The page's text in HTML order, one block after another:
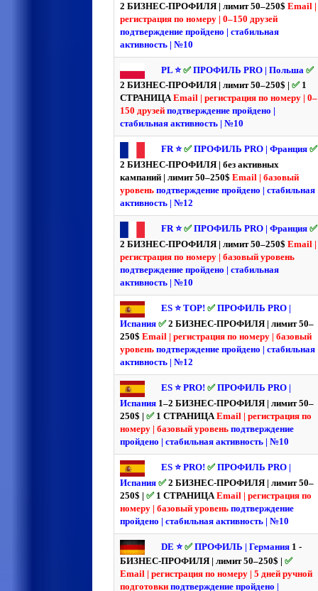
2 БИЗНЕС-ПРОФИЛЯ | лимит 50–250$ Email |
регистрация по номеру | 0–150 друзей
подтверждение пройдено | стабильная
активность | №10
PL ⭐️ ✅ ПРОФИЛЬ PRO | Польша ✅
2 БИЗНЕС-ПРОФИЛЯ | лимит 50–250$ | ✅ 1
СТРАНИЦА Email | регистрация по номеру | 0–
150 друзей подтверждение пройдено |
стабильная активность | №10
FR ⭐️ ✅ ПРОФИЛЬ PRO | Франция ✅
2 БИЗНЕС-ПРОФИЛЯ | без активных
кампаний | лимит 50–250$ Email | базовый
уровень подтверждение пройдено | стабильная
активность | №12
FR ⭐️ ✅ ПРОФИЛЬ PRO | Франция ✅
2 БИЗНЕС-ПРОФИЛЯ | лимит 50–250$ Email |
регистрация по номеру | базовый уровень
подтверждение пройдено | стабильная
активность | №10
ES ⭐️ TOP! ✅ ПРОФИЛЬ PRO |
Испания ✅ 2 БИЗНЕС-ПРОФИЛЯ | лимит 50–
250$ Email | регистрация по номеру | базовый
уровень подтверждение пройдено | стабильная
активность | №12
ES ⭐️ PRO! ✅ ПРОФИЛЬ PRO |
Испания 1–2 БИЗНЕС-ПРОФИЛЯ | лимит 50–
250$ | ✅ 1 СТРАНИЦАEmail | регистрация по
номеру | базовый уровень подтверждение
пройдено | стабильная активность | №10
ES ⭐️ PRO! ✅ ПРОФИЛЬ PRO |
Испания ✅ 2 БИЗНЕС-ПРОФИЛЯ | лимит 50–
250$ | ✅ 1 СТРАНИЦАEmail | регистрация по
номеру | базовый уровень подтверждение
пройдено | стабильная активность | №10
DE ⭐️ ✅ ПРОФИЛЬ | Германия 1 -
БИЗНЕС-ПРОФИЛЯ | лимит 50–250$ | ✅
Email | регистрация по номеру | 5 дней ручной
подготовки подтверждение пройдено |